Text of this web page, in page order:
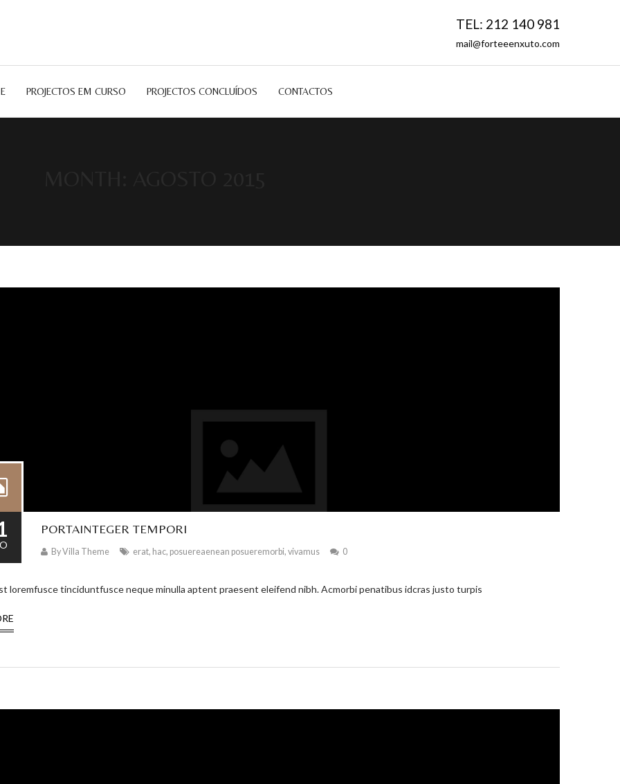
TEL: 212 140 981
mail@forteeenxuto.com
PROJECTOS EM CURSO PROJECTOS CONCLUÍDOS CONTACTOS
PORTAINTEGER TEMPORI
ByVilla Theme erat, hac, posuereaenean posueremorbi, vivamus 0
loremfusce tinciduntfusce neque minulla aptent praesent eleifend nibh. Acmorbi penatibus idcras justo turpis